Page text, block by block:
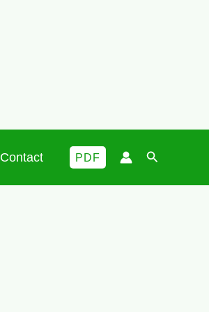
Contact PDF Search